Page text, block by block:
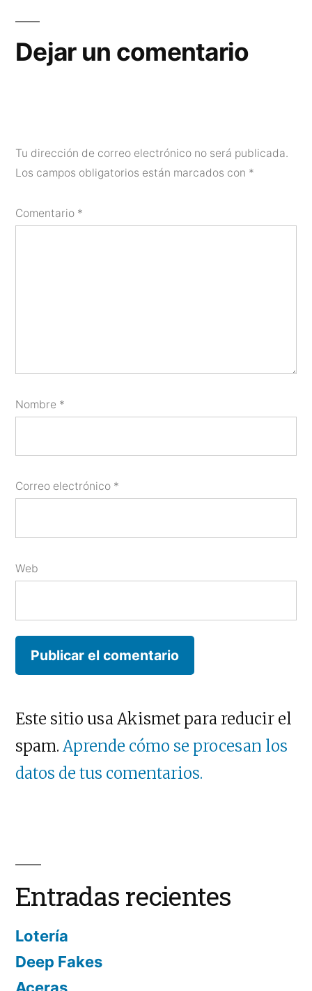
Dejar un comentario
Tu dirección de correo electrónico no será publicada.
Los campos obligatorios están marcados con *
Comentario *
Nombre *
Correo electrónico *
Web
Este sitio usa Akismet para reducir el
spam. Aprende cómo se procesan los
datos de tus comentarios.
Entradas recientes
Lotería
Deep Fakes